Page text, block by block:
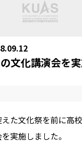
文化講演会を
た文化祭を前に高
実施しました。